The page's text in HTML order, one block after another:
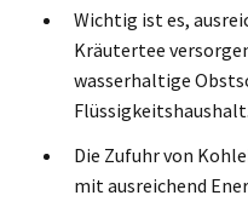
Wichtig ist es,
Kräutertee
wasserhaltige
Flüssigkeitshaushalt.
Die Zufuhr von
mit ausreichend